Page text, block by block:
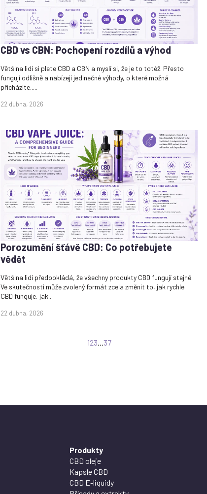
CBD vs CBN: Pochopení rozdílů a výhod
22 dubna, 2026
Většina lidí si plete CBD a CBN a myslí si, že je to totéž. Přesto
fungují odlišně a nabízejí jedinečné výhody, o které možná
přicházíte.....
Porozumění šťávě CBD: Co potřebujete
vědět
22 dubna, 2026
Většina lidí předpokládá, že všechny produkty CBD fungují stejně.
Ve skutečnosti může zvolený formát zcela změnit to, jak rychle
CBD funguje, jak...
123...37
Produkty
CBD oleje
Kapsle CBD
CBD E-liquidy